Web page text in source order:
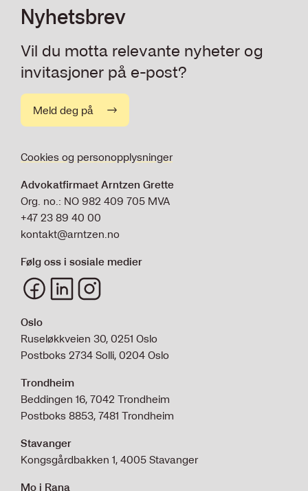
Nyhetsbrev
Vil du motta relevante nyheter og
invitasjoner på e-post?
Meld deg på
Cookies og personopplysninger
Advokatfirmaet Arntzen Grette
Org. no.: NO 982 409 705 MVA
+47 23 89 40 00
kontakt@arntzen.no
Følg oss i sosiale medier
Oslo
Ruseløkkveien 30, 0251 Oslo
Postboks 2734 Solli, 0204 Oslo
Trondheim
Beddingen 16, 7042 Trondheim
Postboks 8853, 7481 Trondheim
Stavanger
Kongsgårdbakken 1, 4005 Stavanger
Mo i Rana